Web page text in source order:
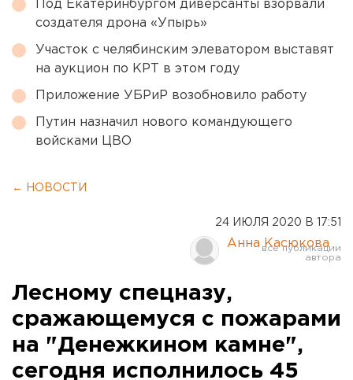
Под Екатеринбургом диверсанты взорвали
создателя дрона «Упырь»
Участок с челябинским элеватором выставят
на аукцион по КРТ в этом году
Приложение УБРиР возобновило работу
Путин назначил нового командующего
войсками ЦВО
← НОВОСТИ
24 ИЮЛЯ 2020 В 17:51
Анна Касюкова
Лесному спецназу,
сражающемуся с пожарами
на "Денежкином камне",
сегодня исполнилось 45